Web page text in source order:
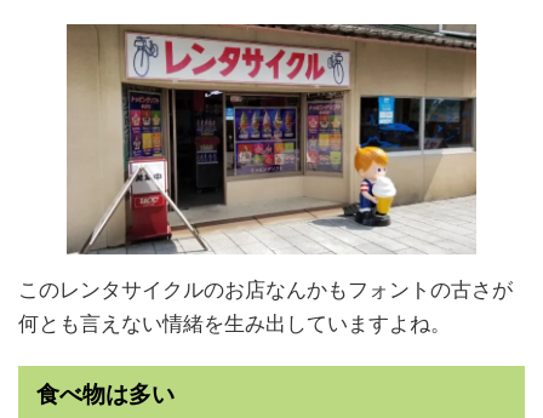
このレンタサイクルのお店なんかもフォントの古さが
何とも言えない情緒を生み出していますよね。
食べ物は多い